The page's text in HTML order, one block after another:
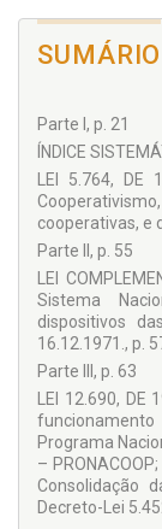
Autor de
Association
graduação em
de Advocacia.
SUMÁRIO
Parte I, p. 21
ÍNDICE
LEI 5.764, DE
cooperativas, e
Parte II, p. 55
LEI
Sistema
dispositivos
16.12.1971., p.
Parte III, p. 63
LEI 12.690, DE
Programa
–
Consolidação
Decreto-Lei